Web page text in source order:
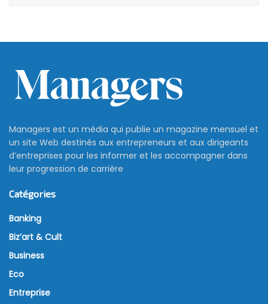
Managers est un média qui publie un magazine mensuel et
un site Web destinés aux entrepreneurs et aux dirigeants
d’entreprises pour les informer et les accompagner dans
leur progression de carrière
Catégories
Banking
Biz’art & Cult
Business
Eco
Entreprise